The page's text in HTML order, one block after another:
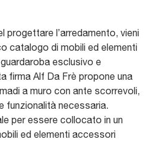
progettare l’arredamento, vieni
catalogo di mobili ed elementi
esclusivo e
firma Alf Da Frè propone una
a muro con ante scorrevoli,
funzionalità necessaria.
per essere collocato in un
ed elementi accessori